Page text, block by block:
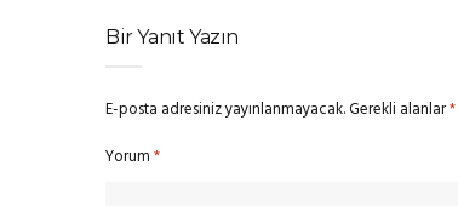
Bir Yanıt Yazın
E-posta adresiniz yayınlanmayacak.Gerekli alanlar*
Yorum*